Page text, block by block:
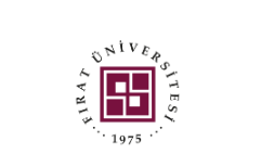
Hizmetler